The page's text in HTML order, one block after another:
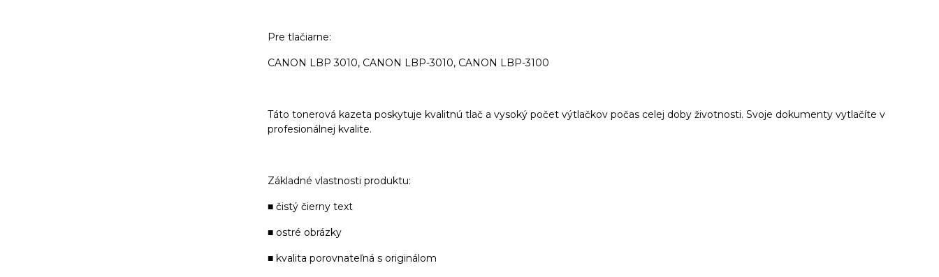
Pre tlačiarne:
CANON LBP 3010, CANON LBP-3010, CANON LBP-3100
Táto tonerová kazeta poskytuje kvalitnú tlač a vysoký počet výtlačkov počas celej doby životnosti. Svoje dokumenty vytlačíte v
profesionálnej kvalite.
Základné vlastnosti produktu:
■ čistý čierny text
■ ostré obrázky
■ kvalita porovnateľná s originálom